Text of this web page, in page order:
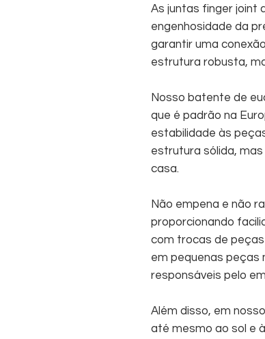
As juntas finger joint
engenhosidade da
garantir uma
estrutura robusta,
Nosso batente de
que é padrão na
estabilidade às
estrutura sólida,
casa.
Não empena e não
proporcionando
com trocas de
em pequenas peças
responsáveis pelo
Além disso, em
até mesmo ao sol e